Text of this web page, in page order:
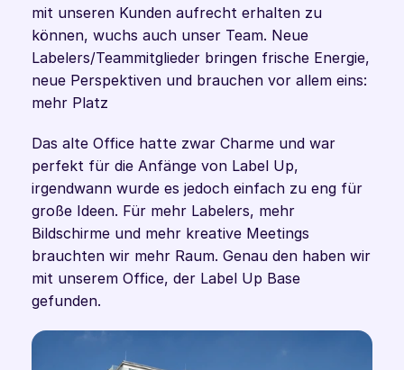
mit unseren Kunden aufrecht erhalten zu
können, wuchs auch unser Team. Neue
Labelers/Teammitglieder bringen frische Energie,
neue Perspektiven und brauchen vor allem eins:
mehr Platz
Das alte Office hatte zwar Charme und war
perfekt für die Anfänge von Label Up,
irgendwann wurde es jedoch einfach zu eng für
große Ideen. Für mehr Labelers, mehr
Bildschirme und mehr kreative Meetings
brauchten wir mehr Raum. Genau den haben wir
mit unserem Office, der Label Up Base
gefunden.